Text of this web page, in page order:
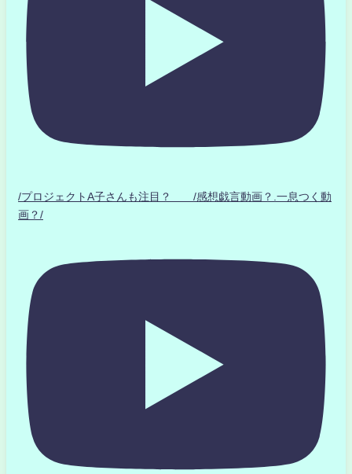
/プロジェクトA子さんも注目？ /感想戯言動画？.一息つく動
画？/